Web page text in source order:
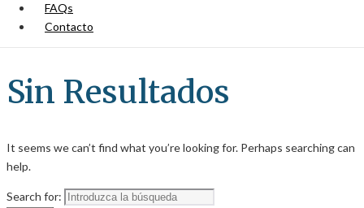
FAQs
Contacto
Sin Resultados
It seems we can’t find what you’re looking for. Perhaps searching can
help.
Search for: